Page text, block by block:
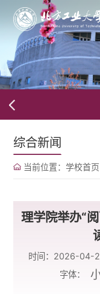
综合新闻
当前位置： 学校首页
理学院举办“
时间：2026-04-
字体：